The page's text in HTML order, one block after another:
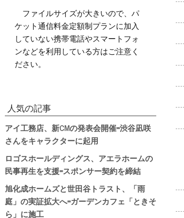
ファイルサイズが大きいので、パ
ケット通信料金定額制プランに加入
していない携帯電話やスマートフォ
ンなどを利用している方はご注意く
ださい。
人気の記事
アイ工務店、新CMの発表会開催=渋谷凪咲
さんをキャラクターに起用
ロゴスホールディングス、アエラホームの
民事再生を支援=スポンサー契約を締結
旭化成ホームズと世田谷トラスト、「雨
庭」の実証拡大へ=ガーデンカフェ「ときそ
ら」に施工